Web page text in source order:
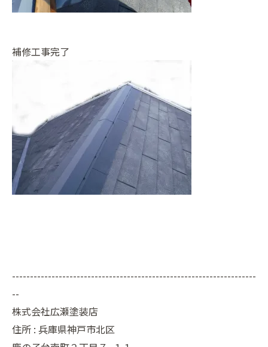
補修工事完了
--------------------------------------------------------------------
--
株式会社広瀬塗装店
住所 : 兵庫県神戸市北区